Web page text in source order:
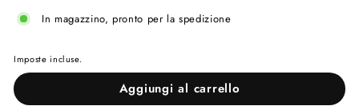
In magazzino, pronto per la spedizione
Imposte incluse.
Aggiungi al carrello